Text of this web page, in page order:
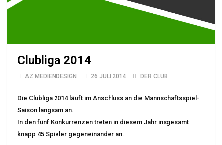
Clubliga 2014
AZ MEDIENDESIGN 26 JULI 2014 DER CLUB
Die Clubliga 2014 läuft im Anschluss an die Mannschaftsspiel-
Saison langsam an.
In den fünf Konkurrenzen treten in diesem Jahr insgesamt
knapp 45 Spieler gegeneinander an.